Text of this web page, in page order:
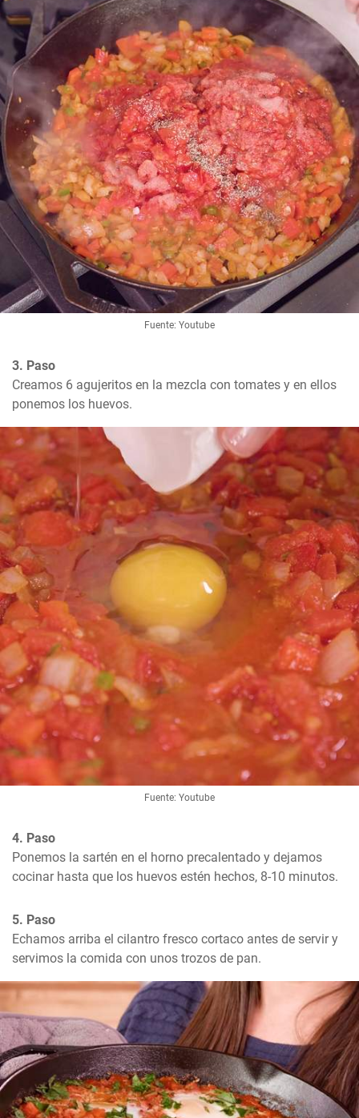
Fuente: Youtube
3. Paso
Creamos 6 agujeritos en la mezcla con tomates y en ellos
ponemos los huevos.
Fuente: Youtube
4. Paso
Ponemos la sartén en el horno precalentado y dejamos
cocinar hasta que los huevos estén hechos, 8-10 minutos.
5. Paso
Echamos arriba el cilantro fresco cortaco antes de servir y
servimos la comida con unos trozos de pan.